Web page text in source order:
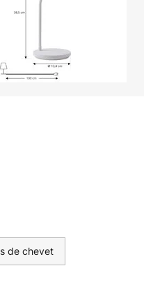
de chevet